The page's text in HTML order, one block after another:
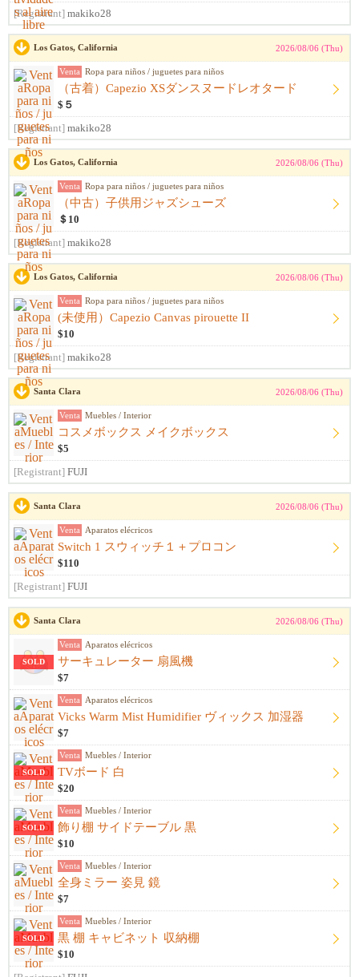
[Registrant] makiko28
Los Gatos, California 2026/08/06 (Thu)
Venta Ropa para niños / juguetes para niños
（古着）Capezio XSダンスヌードレオタード
$５
[Registrant] makiko28
Los Gatos, California 2026/08/06 (Thu)
Venta Ropa para niños / juguetes para niños
（中古）子供用ジャズシューズ
＄10
[Registrant] makiko28
Los Gatos, California 2026/08/06 (Thu)
Venta Ropa para niños / juguetes para niños
(未使用）Capezio Canvas pirouette II
$10
[Registrant] makiko28
Santa Clara 2026/08/06 (Thu)
Venta Muebles / Interior
コスメボックス メイクボックス
$5
[Registrant] FUJI
Santa Clara 2026/08/06 (Thu)
Venta Aparatos elécricos
Switch 1 スウィッチ１＋プロコン
$110
[Registrant] FUJI
Santa Clara 2026/08/06 (Thu)
SOLD
Venta Aparatos elécricos
サーキュレーター 扇風機
$7
Venta Aparatos elécricos
Vicks Warm Mist Humidifier ヴィックス 加湿器
$7
SOLD
Venta Muebles / Interior
TVボード 白
$20
SOLD
Venta Muebles / Interior
飾り棚 サイドテーブル 黒
$10
Venta Muebles / Interior
全身ミラー 姿見 鏡
$7
SOLD
Venta Muebles / Interior
黒 棚 キャビネット 収納棚
$10